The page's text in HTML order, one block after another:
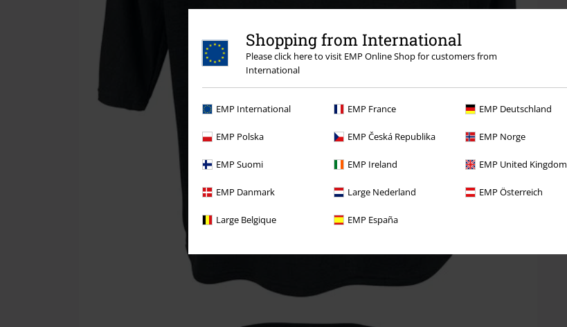
Shopping from International
Please click here to visit EMP Online Shop for customers from
International
EMP International EMP France EMP Deutschland
EMP Polska EMP Česká Republika EMP Norge
EMP Suomi EMP Ireland EMP United Kingdom
EMP Danmark Large Nederland EMP Österreich
Large Belgique EMP España